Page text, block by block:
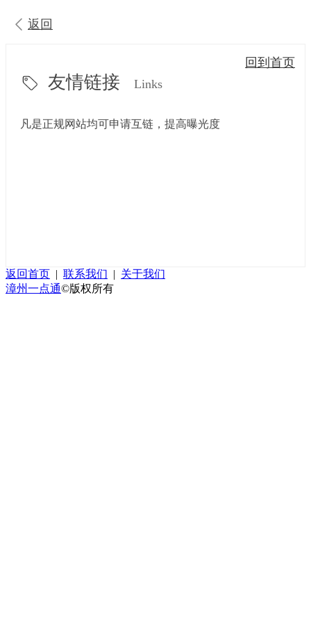
返回
回到首页
友情链接 Links
凡是正规网站均可申请互链，提高曝光度
返回首页 | 联系我们 | 关于我们
漳州一点通©版权所有